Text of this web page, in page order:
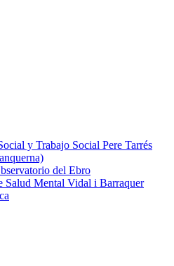
y Trabajo Social Pere Tarrés
del Ebro
Salud Mental Vidal i Barraquer